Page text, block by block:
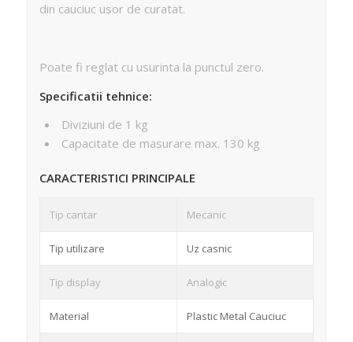
din cauciuc usor de curatat.
Poate fi reglat cu usurinta la punctul zero.
Specificatii tehnice:
Diviziuni de 1 kg
Capacitate de masurare max. 130 kg
CARACTERISTICI PRINCIPALE
Tip cantar Mecanic
Tip utilizare Uz casnic
Tip display Analogic
Material Plastic Metal Cauciuc